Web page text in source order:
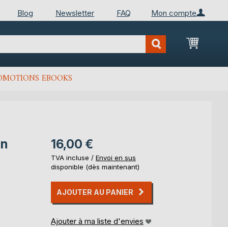
Mon compte
Blog Newsletter FAQ
Mon
EBOOKS
16,00 €
TVA incluse / Envoi en sus
disponible (dès maintenant)
AJOUTER AU PANIER
Ajouter à ma liste d'envies